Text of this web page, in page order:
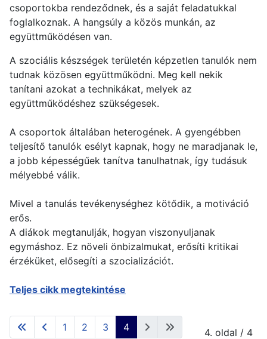
csoportokba rendeződnek, és a saját feladatukkal
foglalkoznak. A hangsúly a közös munkán, az
együttműködésen van.
A szociális készségek területén képzetlen tanulók nem
tudnak közösen együttműködni. Meg kell nekik
tanítani azokat a technikákat, melyek az
együttműködéshez szükségesek.
A csoportok általában heterogének. A gyengébben
teljesítő tanulók esélyt kapnak, hogy ne maradjanak le,
a jobb képességűek tanítva tanulhatnak, így tudásuk
mélyebbé válik.
Mivel a tanulás tevékenységhez kötődik, a motiváció
erős.
A diákok megtanulják, hogyan viszonyuljanak
egymáshoz. Ez növeli önbizalmukat, erősíti kritikai
érzéküket, elősegíti a szocializációt.
Teljes cikk megtekintése
4. oldal / 4
1 2 3 4